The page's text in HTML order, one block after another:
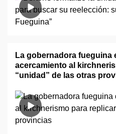
La gobernadora fueguina
acercamiento al
“unidad” de las otras